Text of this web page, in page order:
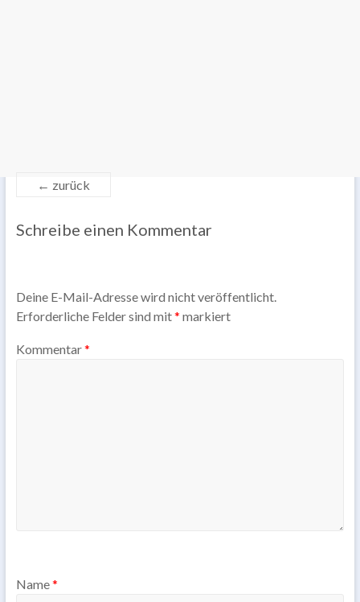
← zurück
Schreibe einen Kommentar
Deine E-Mail-Adresse wird nicht veröffentlicht.
Erforderliche Felder sind mit* markiert
Kommentar*
Name*